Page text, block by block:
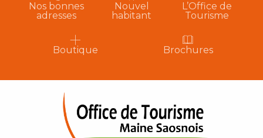
Nos bonnes
adresses
Nouvel
habitant
L’Office de
Tourisme
Boutique Brochures